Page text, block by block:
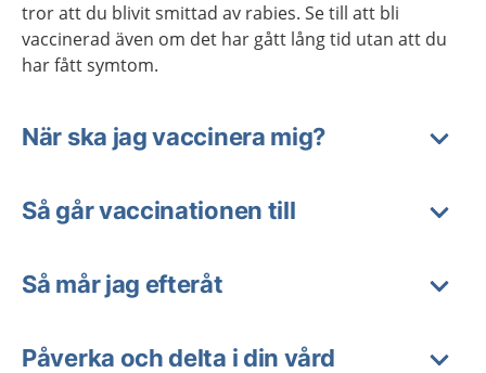
tror att du blivit smittad av rabies. Se till att bli
vaccinerad även om det har gått lång tid utan att du
har fått symtom.
När ska jag vaccinera mig?
Så går vaccinationen till
Så mår jag efteråt
Påverka och delta i din vård